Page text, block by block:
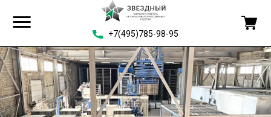
+7(495)785-98-95